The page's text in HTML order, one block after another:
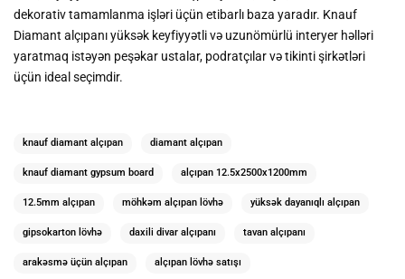
dekorativ tamamlanma işləri üçün etibarlı baza yaradır. Knauf
Diamant alçıpanı yüksək keyfiyyətli və uzunömürlü interyer həlləri
yaratmaq istəyən peşəkar ustalar, podratçılar və tikinti şirkətləri
üçün ideal seçimdir.
knauf diamant alçıpan diamant alçıpan
knauf diamant gypsum board alçıpan 12.5x2500x1200mm
12.5mm alçıpan möhkəm alçıpan lövhə yüksək dayanıqlı alçıpan
gipsokarton lövhə daxili divar alçıpanı tavan alçıpanı
arakəsmə üçün alçıpan alçıpan lövhə satışı